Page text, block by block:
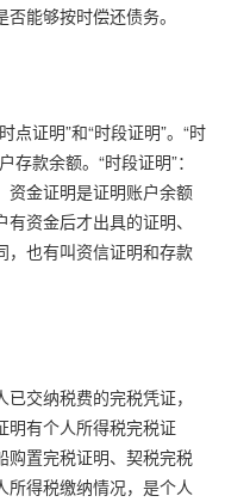
能够按时偿还债务。
点证明”和“时段证明”。“时
款余额。“时段证明”：
资金证明是证明账户余额
资金后才出具的证明、
，也有叫资信证明和存款
交纳税费的完税凭证，
明有个人所得税完税证
购置完税证明、契税完税
得税缴纳情况，是个人